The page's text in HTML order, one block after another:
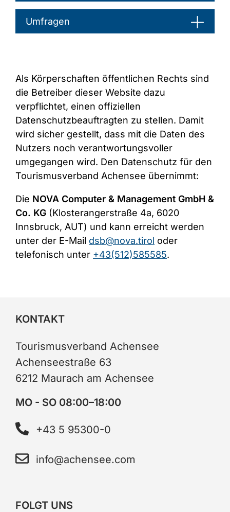
Umfragen
Als Körperschaften öffentlichen Rechts sind
die Betreiber dieser Website dazu
verpflichtet, einen offiziellen
Datenschutzbeauftragten zu stellen. Damit
wird sicher gestellt, dass mit die Daten des
Nutzers noch verantwortungsvoller
umgegangen wird. Den Datenschutz für den
Tourismusverband Achensee übernimmt:
Die NOVA Computer & Management GmbH &
Co. KG (Klosterangerstraße 4a, 6020
Innsbruck, AUT) und kann erreicht werden
unter der E-Mail dsb@nova.tirol oder
telefonisch unter +43(512)585585.
KONTAKT
Tourismusverband Achensee
Achenseestraße 63
6212 Maurach am Achensee
MO - SO 08:00–18:00
+43 5 95300-0
info@achensee.com
FOLGT UNS